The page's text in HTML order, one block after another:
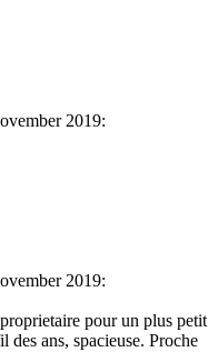
2019:
2019:
pour un plus petit
des ans, spacieuse. Proche